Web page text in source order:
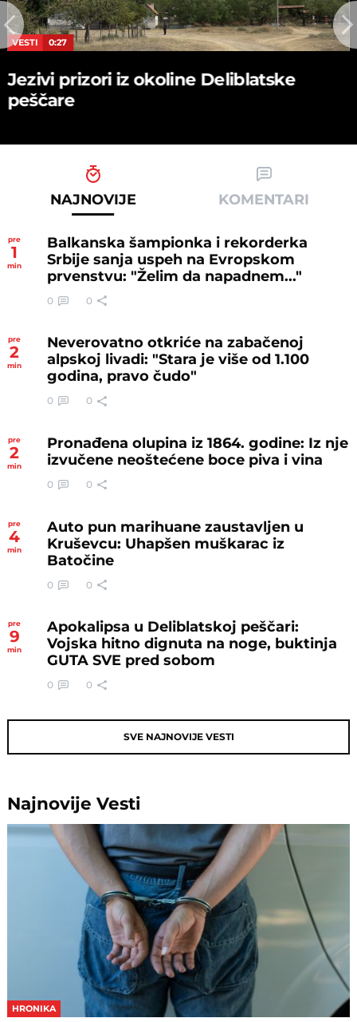
VESTI 0:27
Jezivi prizori iz okoline Deliblatske
peščare
NAJNOVIJE KOMENTARI
pre
1
min
Balkanska šampionka i rekorderka
Srbije sanja uspeh na Evropskom
prvenstvu: "Želim da napadnem..."
0 0
pre
2
min
Neverovatno otkriće na zabačenoj
alpskoj livadi: "Stara je više od 1.100
godina, pravo čudo"
0 0
pre
2
min
Pronađena olupina iz 1864. godine: Iz nje
izvučene neoštećene boce piva i vina
0 0
pre
4
min
Auto pun marihuane zaustavljen u
Kruševcu: Uhapšen muškarac iz
Batočine
0 0
pre
9
min
Apokalipsa u Deliblatskoj peščari:
Vojska hitno dignuta na noge, buktinja
GUTA SVE pred sobom
0 0
SVE NAJNOVIJE VESTI
NajnovijeVesti
HRONIKA